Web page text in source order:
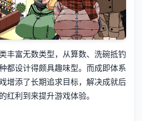
丰富无数类型，从算数、洗碗抵钓
都设计得颇具趣味型。而​​成即体系
增添了长期追求目标，解决成就后
红利到来提升游戏体验。